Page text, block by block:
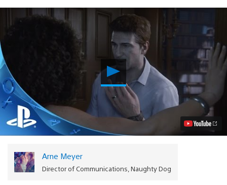
Reproduzir
Novo
Video
de
Uncharted
Revelado
Durante
o
2015
Arne Meyer
Director of Communications, Naughty Dog